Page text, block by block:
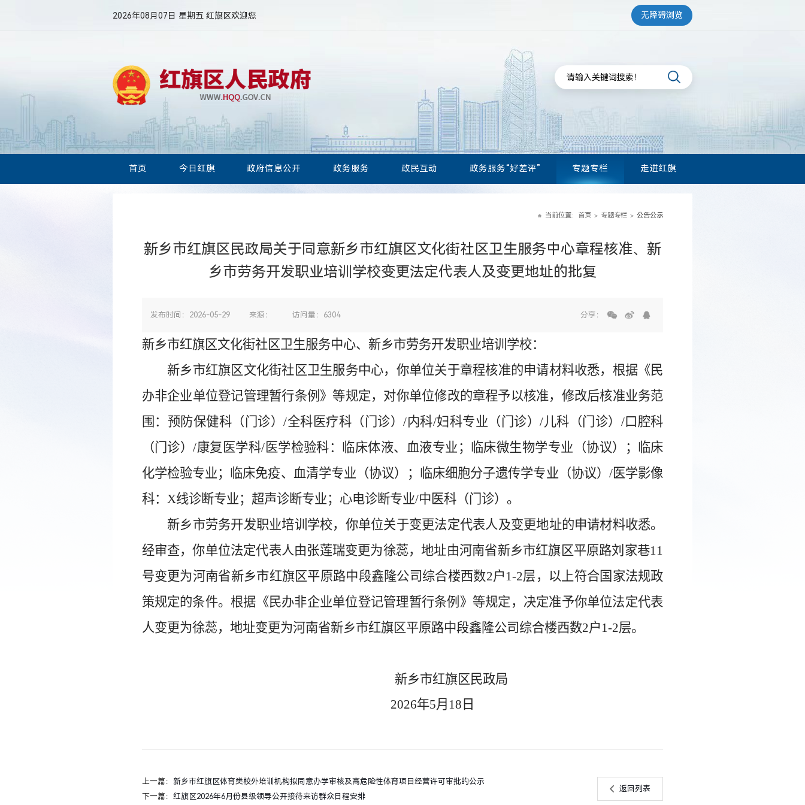
2026年08月07日 星期五 红旗区欢迎您 无障碍浏览
首页 今日红旗 政府信息公开 政务服务 政民互动 政务服务“好差评” 专题专栏 走进红旗
当前位置： 首页 > 专题专栏 > 公告公示
新乡市红旗区民政局关于同意新乡市红旗区文化街社区卫生服务中心章程核准、新
乡市劳务开发职业培训学校变更法定代表人及变更地址的批复
发布时间：2026-05-29 来源： 访问量：6304 分享：
新乡市红旗区文化街社区卫生服务中心、 新乡市劳务开发职业培训学校：
新乡市红旗区文化街社区卫生服务中心， 你单位关于章程核准的申请材料收悉，根据《民
办非企业单位登记管理暂行条例》 等规定，对你单位修改的章程予以核准，修改后核准业务范
围： 预防保健科（门诊）/全科医疗科（门诊）/内科/妇科专业（门诊）/儿科（门诊）/口腔科
（门诊）/康复医学科/医学检验科：临床体液、血液专业；临床微生物学专业（协议）；临床
化学检验专业；临床免疫、血清学专业（协议）；临床细胞分子遗传学专业（协议）/医学影像
科：X线诊断专业；超声诊断专业；心电诊断专业/中医科（门诊）。
新乡市劳务开发职业培训学校， 你单位关于变更法定代表人及变更地址的申请材料收悉。
经审查，你单位法定代表人由张莲瑞变更为徐蕊，地址由河南省新乡市红旗区平原路刘家巷11
号变更为河南省新乡市红旗区平原路中段鑫隆公司综合楼西数2户1-2层，以上符合国家法规政
策规定的条件。根据《 民办非企业单位登记管理暂行条例 》等规定，决定准予你单位法定代表
人变更为徐蕊，地址变更为河南省新乡市红旗区平原路中段鑫隆公司综合楼西数2户1-2层。
新乡市红旗区民政局
2026年5月 18 日
上一篇： 新乡市红旗区体育类校外培训机构拟同意办学审核及高危险性体育项目经营许可审批的公示
下一篇： 红旗区2026年6月份县级领导公开接待来访群众日程安排
返回列表